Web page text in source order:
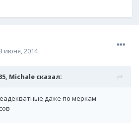
июня, 2014
Michale сказал:
даже по меркам